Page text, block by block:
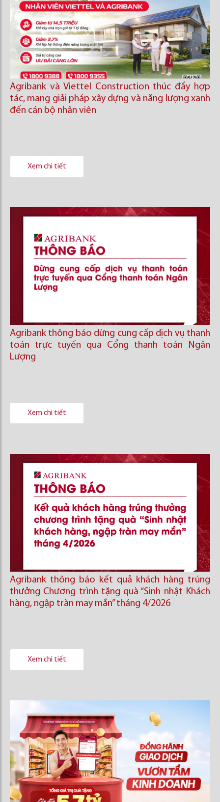
Agribank và Viettel Construction thúc đẩy hợp
tác, mang giải pháp xây dựng và năng lượng xanh
đến cán bộ nhân viên
Xem chi tiết
Agribank thông báo dừng cung cấp dịch vụ thanh
toán trực tuyến qua Cổng thanh toán Ngân
Lượng
Xem chi tiết
Agribank thông báo kết quả khách hàng trúng
thưởng Chương trình tặng quà “Sinh nhật Khách
hàng, ngập tràn may mắn” tháng 4/2026
Xem chi tiết